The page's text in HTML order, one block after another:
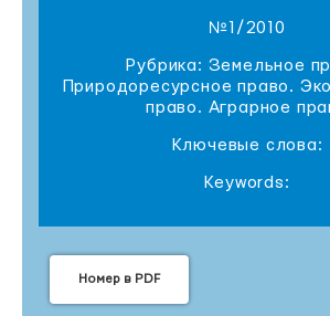
№1/2010
Рубрика: Земельное
Природоресурсное право.
право. Аграрное
Ключевые слова:
Keywords:
Номер в PDF